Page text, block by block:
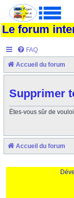
Le forum
FAQ
Accueil du forum
Supprimer
Êtes-vous sûr de
Accueil du forum